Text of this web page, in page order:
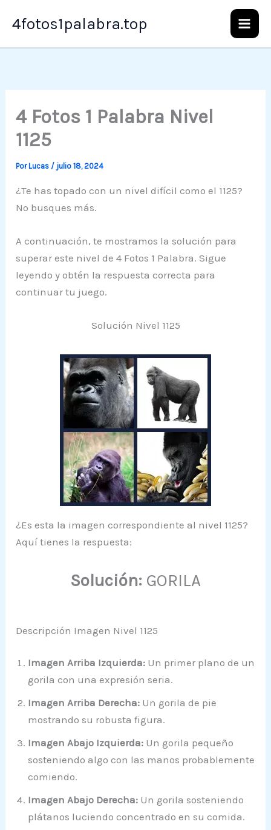
4fotos1palabra.top
4 Fotos 1 Palabra Nivel
1125
PorLucas / julio 18, 2024
¿Te has topado con un nivel difícil como el 1125?
No busques más.
A continuación, te mostramos la solución para
superar este nivel de 4 Fotos 1 Palabra. Sigue
leyendo y obtén la respuesta correcta para
continuar tu juego.
Solución Nivel 1125
¿Es esta la imagen correspondiente al nivel 1125?
Aquí tienes la respuesta:
Solución: GORILA
Descripción Imagen Nivel 1125
Imagen Arriba Izquierda: Un primer plano de un
gorila con una expresión seria.
Imagen Arriba Derecha: Un gorila de pie
mostrando su robusta figura.
Imagen Abajo Izquierda: Un gorila pequeño
sosteniendo algo con las manos probablemente
comiendo.
Imagen Abajo Derecha: Un gorila sosteniendo
plátanos luciendo concentrado en su comida.